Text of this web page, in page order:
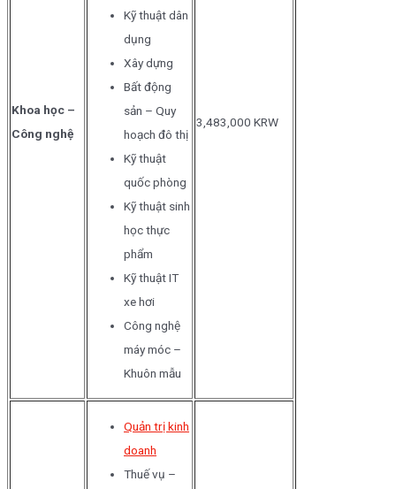
Khoa học –
Công nghệ
Kỹ thuật dân
dụng
Xây dựng
Bất động
sản – Quy
hoạch đô thị
Kỹ thuật
quốc phòng
Kỹ thuật sinh
học thực
phẩm
Kỹ thuật IT
xe hơi
Công nghệ
máy móc –
Khuôn mẫu
3,483,000 KRW
Quản trị kinh
doanh
Thuế vụ –